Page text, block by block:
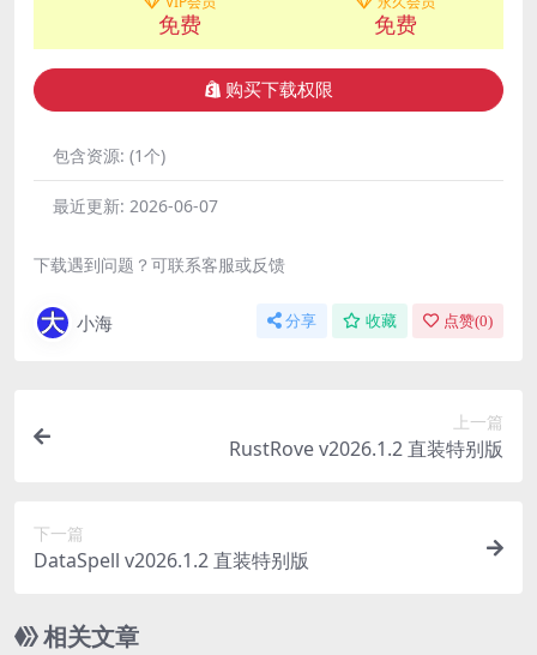
免费 免费
购买下载权限
包含资源: (1个)
最近更新: 2026-06-07
下载遇到问题？可联系客服或反馈
小海 分享 收藏 点赞(0)
上一篇
RustRove v2026.1.2 直装特别版
下一篇
DataSpell v2026.1.2 直装特别版
相关文章